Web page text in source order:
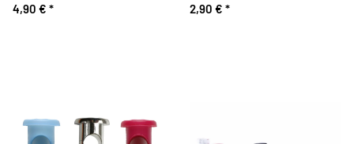
4,90 € *
2,90 € *